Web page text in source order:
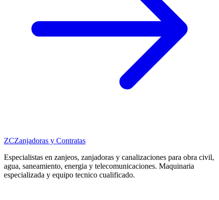
ZCZanjadoras y Contratas
Especialistas en zanjeos, zanjadoras y canalizaciones para obra civil,
agua, saneamiento, energia y telecomunicaciones. Maquinaria
especializada y equipo tecnico cualificado.